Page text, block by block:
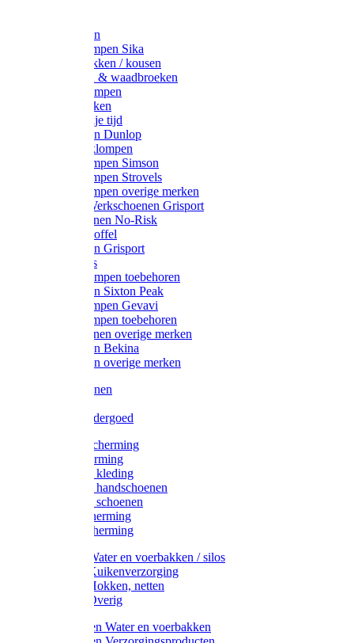
Werksokken
Schoenklompen Sika
Thermo sokken / kousen
Lieslaarzen & waadbroeken
Houten klompen
Wandelsokken
Laarzen vrije tijd
Werklaarzen Dunlop
Kunststof klompen
Schoenklompen Simson
Schoenklompen Strovels
Schoenklompen overige merken
Wandel-/ Werkschoenen Grisport
Werkschoenen No-Risk
Klomppantoffel
Werklaarzen Grisport
Accessoires
Houten klompen toebehoren
Werklaarzen Sixton Peak
Schoenklompen Gevavi
Schoenklompen toebehoren
Werkschoenen overige merken
Werklaarzen Bekina
Werklaarzen overige merken
Handschoenen
Thermo ondergoed
Gehoorbescherming
Oogbescherming
Disposable kleding
Disposable handschoenen
Disposable schoenen
Mondbescherming
Hoofdbescherming
Pluimvee Water en voerbakken / silos
Pluimvee Kuikenverzorging
Pluimvee Hokken, netten
Pluimvee Overig
Knaagdieren Water en voerbakken